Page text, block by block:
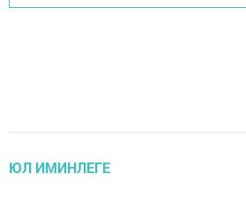
ЮЛ ИМИНЛЕГЕ